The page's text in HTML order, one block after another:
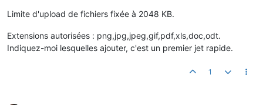
Limite d'upload de fichiers fixée à 2048 KB.
Extensions autorisées : png,jpg,jpeg,gif,pdf,xls,doc,odt.
Indiquez-moi lesquelles ajouter, c'est un premier jet rapide.
1